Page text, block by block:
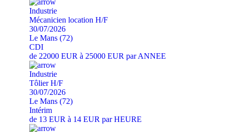
Industrie
Mécanicien location H/F
30/07/2026
Le Mans (72)
CDI
de 22000 EUR à 25000 EUR par ANNEE
Industrie
Tôlier H/F
30/07/2026
Le Mans (72)
Intérim
de 13 EUR à 14 EUR par HEURE